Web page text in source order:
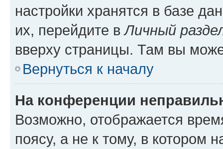
настройки хранятся в базе
их, перейдите вЛичный
вверху страницы. Там вы
Вернуться к началу
На конференции
Возможно, отображается
поясу, а не к тому, в котором